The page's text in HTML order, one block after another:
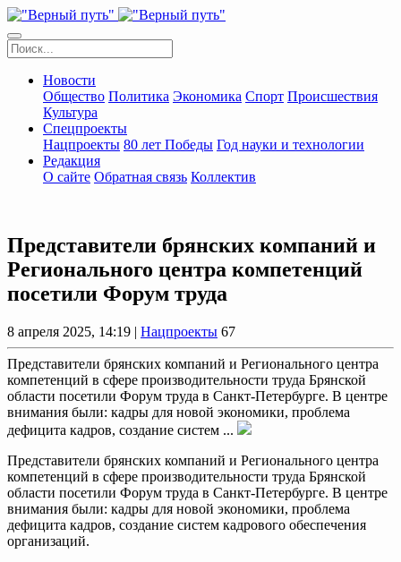
Новости
Общество Политика Экономика Спорт Происшествия
Культура
Спецпроекты
Нацпроекты 80 лет Победы Год науки и технологии
Редакция
О сайте Обратная связь Коллектив
Представители брянских компаний и
Регионального центра компетенций
посетили Форум труда
8 апреля 2025, 14:19 | Нацпроекты 67
Представители брянских компаний и Регионального центра
компетенций в сфере производительности труда Брянской
области посетили Форум труда в Санкт-Петербурге. В центре
внимания были: кадры для новой экономики, проблема
дефицита кадров, создание систем ...
Представители брянских компаний и Регионального центра
компетенций в сфере производительности труда Брянской
области посетили Форум труда в Санкт-Петербурге. В центре
внимания были: кадры для новой экономики, проблема
дефицита кадров, создание систем кадрового обеспечения
организаций.